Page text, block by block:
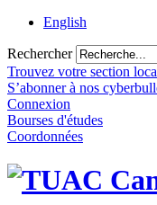
English
Rechercher
Trouvez votre section
S’abonner à nos
Connexion
Bourses d'études
Coordonnées